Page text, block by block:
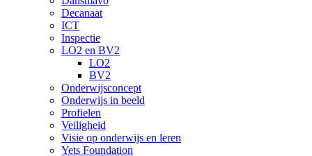
Decanaat
ICT
Inspectie
LO2 en BV2
LO2
BV2
Onderwijsconcept
Onderwijs in beeld
Profielen
Veiligheid
Visie op onderwijs en leren
Yets Foundation